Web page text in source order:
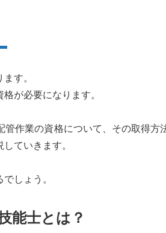
す。
が必要になります。
作業の資格について、その取得方
ていきます。
しょう。
能士とは？